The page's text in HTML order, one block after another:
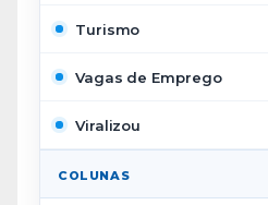
Turismo
Vagas de Emprego
Viralizou
COLUNAS